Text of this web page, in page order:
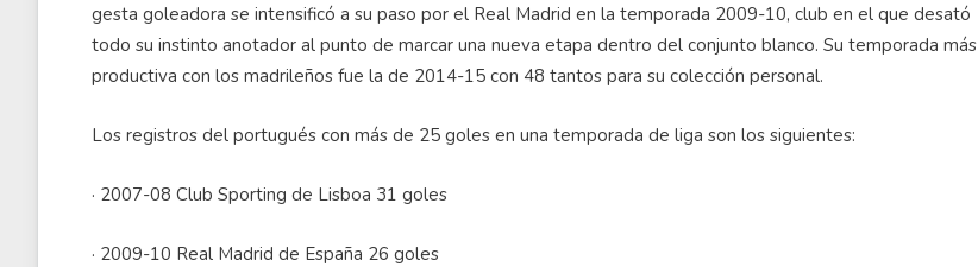
gesta goleadora se intensificó a su paso por el Real Madrid en la temporada 2009-10, club en el que desató
todo su instinto anotador al punto de marcar una nueva etapa dentro del conjunto blanco. Su temporada más
productiva con los madrileños fue la de 2014-15 con 48 tantos para su colección personal.
Los registros del portugués con más de 25 goles en una temporada de liga son los siguientes:
· 2007-08 Club Sporting de Lisboa 31 goles
· 2009-10 Real Madrid de España 26 goles